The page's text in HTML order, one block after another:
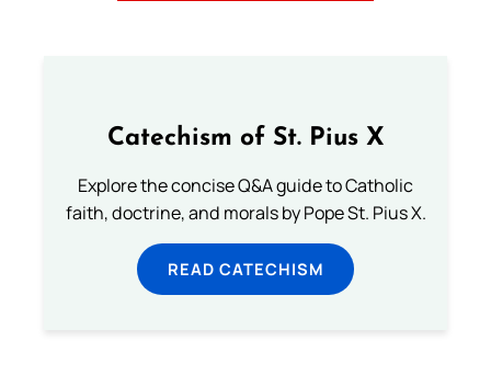
Catechism of St. Pius X
Explore the concise Q&A guide to Catholic
faith, doctrine, and morals by Pope St. Pius X.
READ CATECHISM